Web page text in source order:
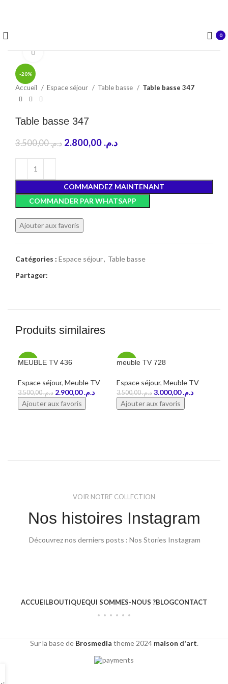
0
-20%
Click to enlarge
Accueil Espace séjour Table basse Table basse 347
Table basse 347
د.م.3.500,00 د.م.
COMMANDEZ MAINTENANT
COMMANDER PAR WHATSAPP
Ajouter aux favoris
Catégories : Espace séjour, Table basse
Partager:
Produits similaires
-17%
MEUBLE TV 436
Espace séjour, Meuble TV
د.م.3.500,00 د.م.2.900,00
Ajouter aux favoris
-14%
meuble TV 728
Espace séjour, Meuble TV
د.م.3.500,00 د.م.3.000,00
Ajouter aux favoris
VOIR NOTRE COLLECTION
Nos histoires Instagram
Découvrez nos derniers posts : Nos Stories Instagram
ACCUEILBOUTIQUEQUI SOMMES-NOUS ?BLOGCONTACT
Sur la base de Brosmedia theme2024 maison d'art.